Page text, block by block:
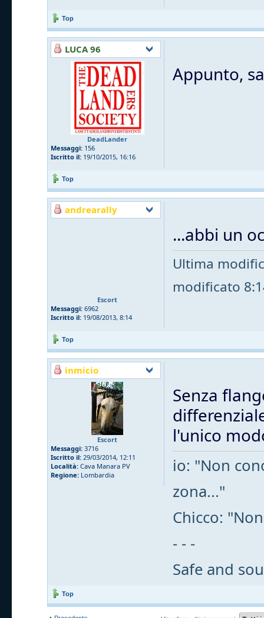
Top
LUCA 96
DeadLander
Messaggi: 156
Iscritto il: 19/10/2015, 16:16
Appunto,
Top
andrearally
Escort
Messaggi: 6962
Iscritto il: 19/08/2013, 8:14
...abbi un
Ultima
modificato
Top
inmicio
Escort
Messaggi: 3716
Iscritto il: 29/03/2014, 12:11
Località: Cava Manara PV
Regione: Lombardia
Senza
l'unico
io: "Non
zona..."
Chicco:
- - -
Safe and
Top